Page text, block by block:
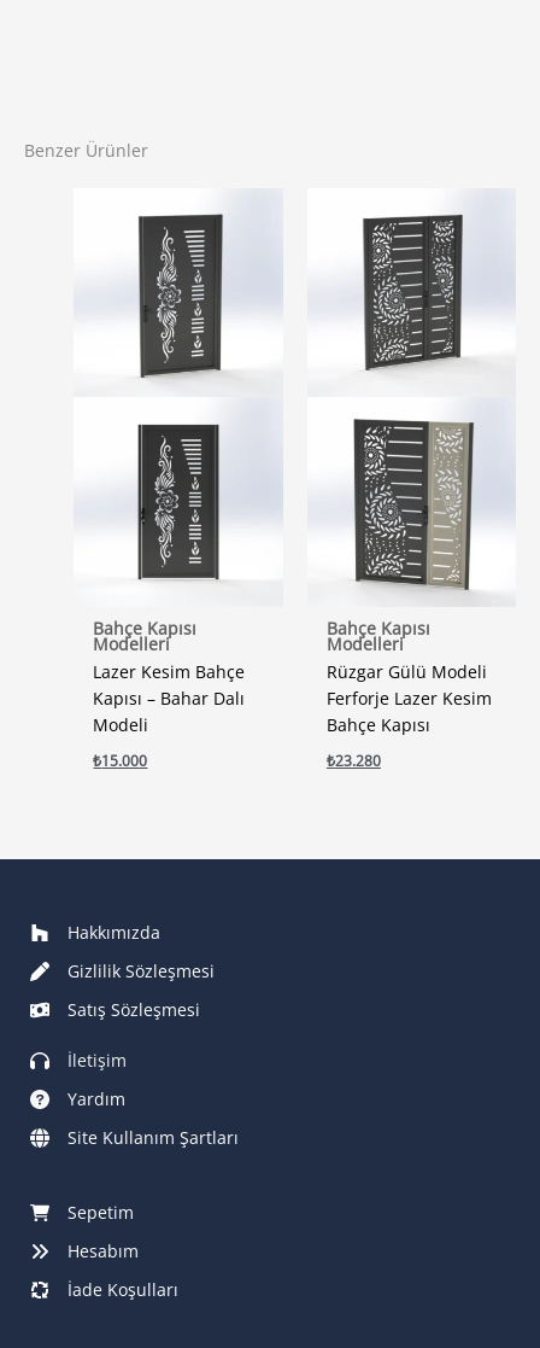
Benzer Ürünler
Bahçe Kapısı
Modelleri
Lazer Kesim Bahçe
Kapısı – Bahar Dalı
Modeli
₺15.000
Bahçe Kapısı
Modelleri
Rüzgar Gülü Modeli
Ferforje Lazer Kesim
Bahçe Kapısı
₺23.280
Hakkımızda
Gizlilik Sözleşmesi
Satış Sözleşmesi
İletişim
Yardım
Site Kullanım Şartları
Sepetim
Hesabım
İade Koşulları